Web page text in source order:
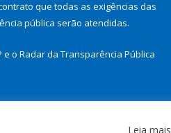
que todas as exigências das
pública serão atendidas.
e o Radar da Transparência Pública
Acessar Webmail
Leia mais